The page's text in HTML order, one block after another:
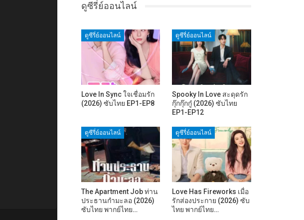
ดูซีรี่ย์ออนไลน์
ดูซีรี่ย์ออนไลน์
Love In Sync ใจเชื่อมรัก
(2026) ซับไทย EP1-EP8
ดูซีรี่ย์ออนไลน์
Spooky In Love สะดุดรัก
กุ๊กกุ๊กกู๋ (2026) ซับไทย
EP1-EP12
ดูซีรี่ย์ออนไลน์
The Apartment Job ท่าน
ประธานกำมะลอ (2026)
ซับไทย พากย์ไทย…
ดูซีรี่ย์ออนไลน์
Love Has Fireworks เมื่อ
รักส่องประกาย (2026) ซับ
ไทย พากย์ไทย…